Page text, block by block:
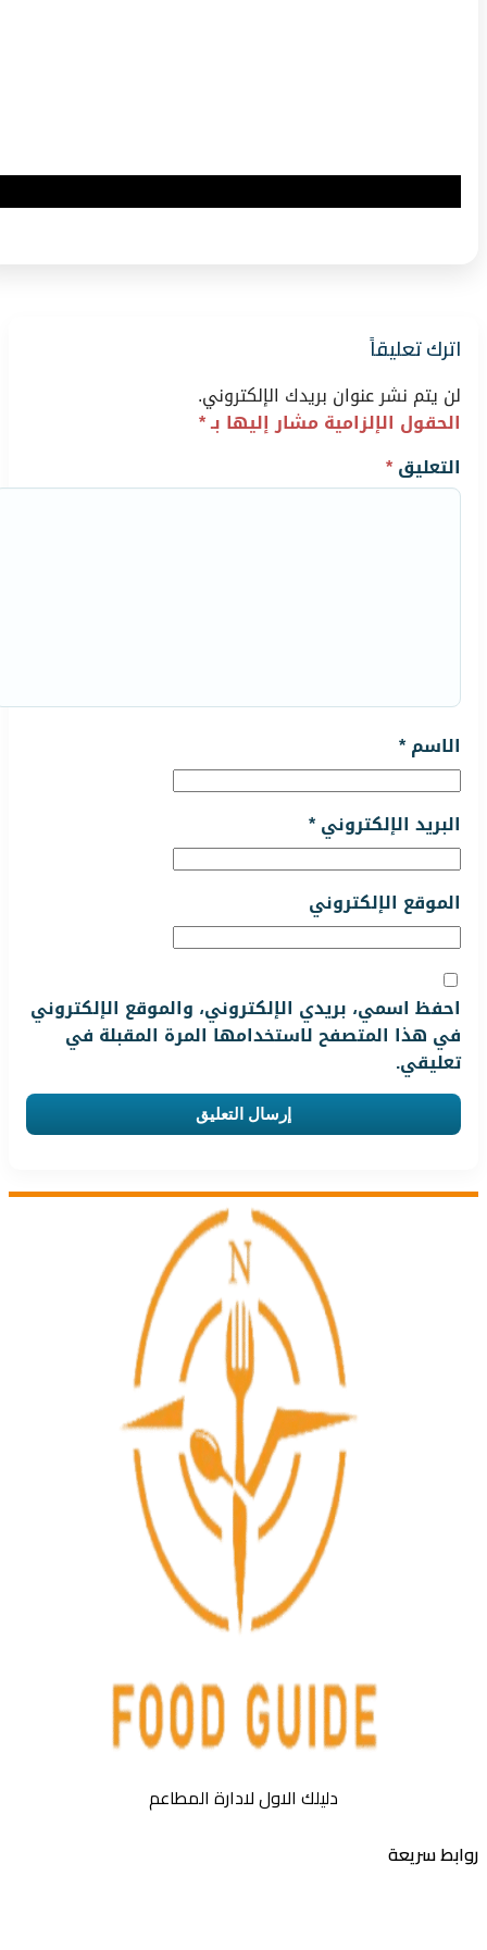
اترك تعليقاً
لن يتم نشر عنوان بريدك الإلكتروني.
الحقول الإلزامية مشار إليها بـ*
التعليق*
الاسم*
البريد الإلكتروني*
الموقع الإلكتروني
احفظ اسمي، بريدي الإلكتروني، والموقع الإلكتروني
في هذا المتصفح لاستخدامها المرة المقبلة في
تعليقي.
دليلك الاول لادارة المطاعم
سريعة